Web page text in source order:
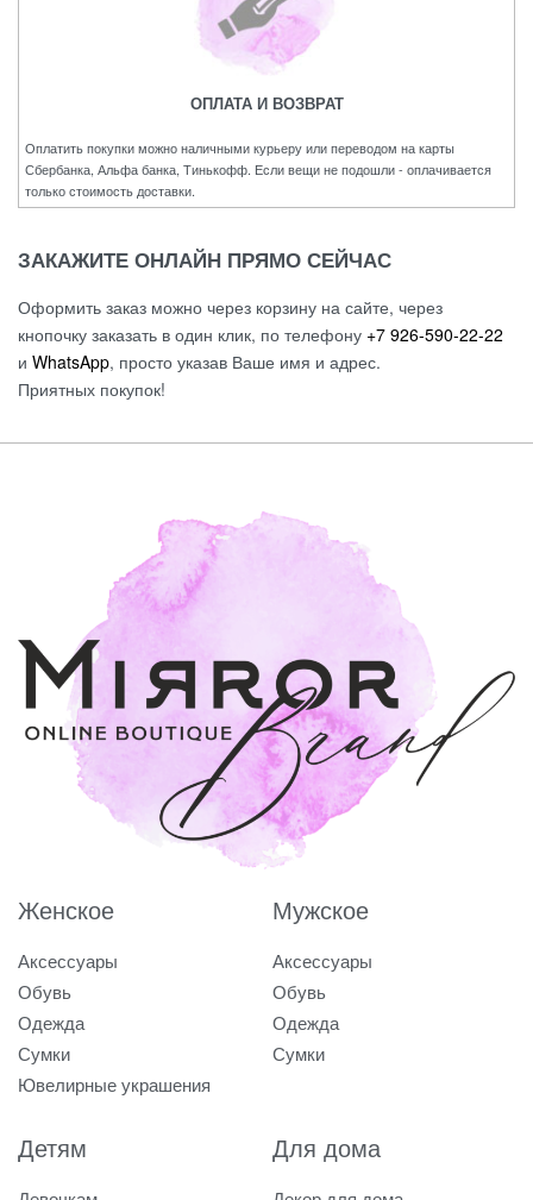
ОПЛАТА И ВОЗВРАТ
Оплатить покупки можно наличными курьеру или переводом на карты
Сбербанка, Альфа банка, Тинькофф. Если вещи не подошли - оплачивается
только стоимость доставки.
ЗАКАЖИТЕ ОНЛАЙН ПРЯМО СЕЙЧАС
Оформить заказ можно через корзину на сайте, через
кнопочку заказать в один клик, по телефону +7 926-590-22-22
и WhatsApp, просто указав Ваше имя и адрес.
Приятных покупок!
Женское
Аксессуары
Обувь
Одежда
Сумки
Ювелирные украшения
Мужское
Аксессуары
Обувь
Одежда
Сумки
Детям Для дома